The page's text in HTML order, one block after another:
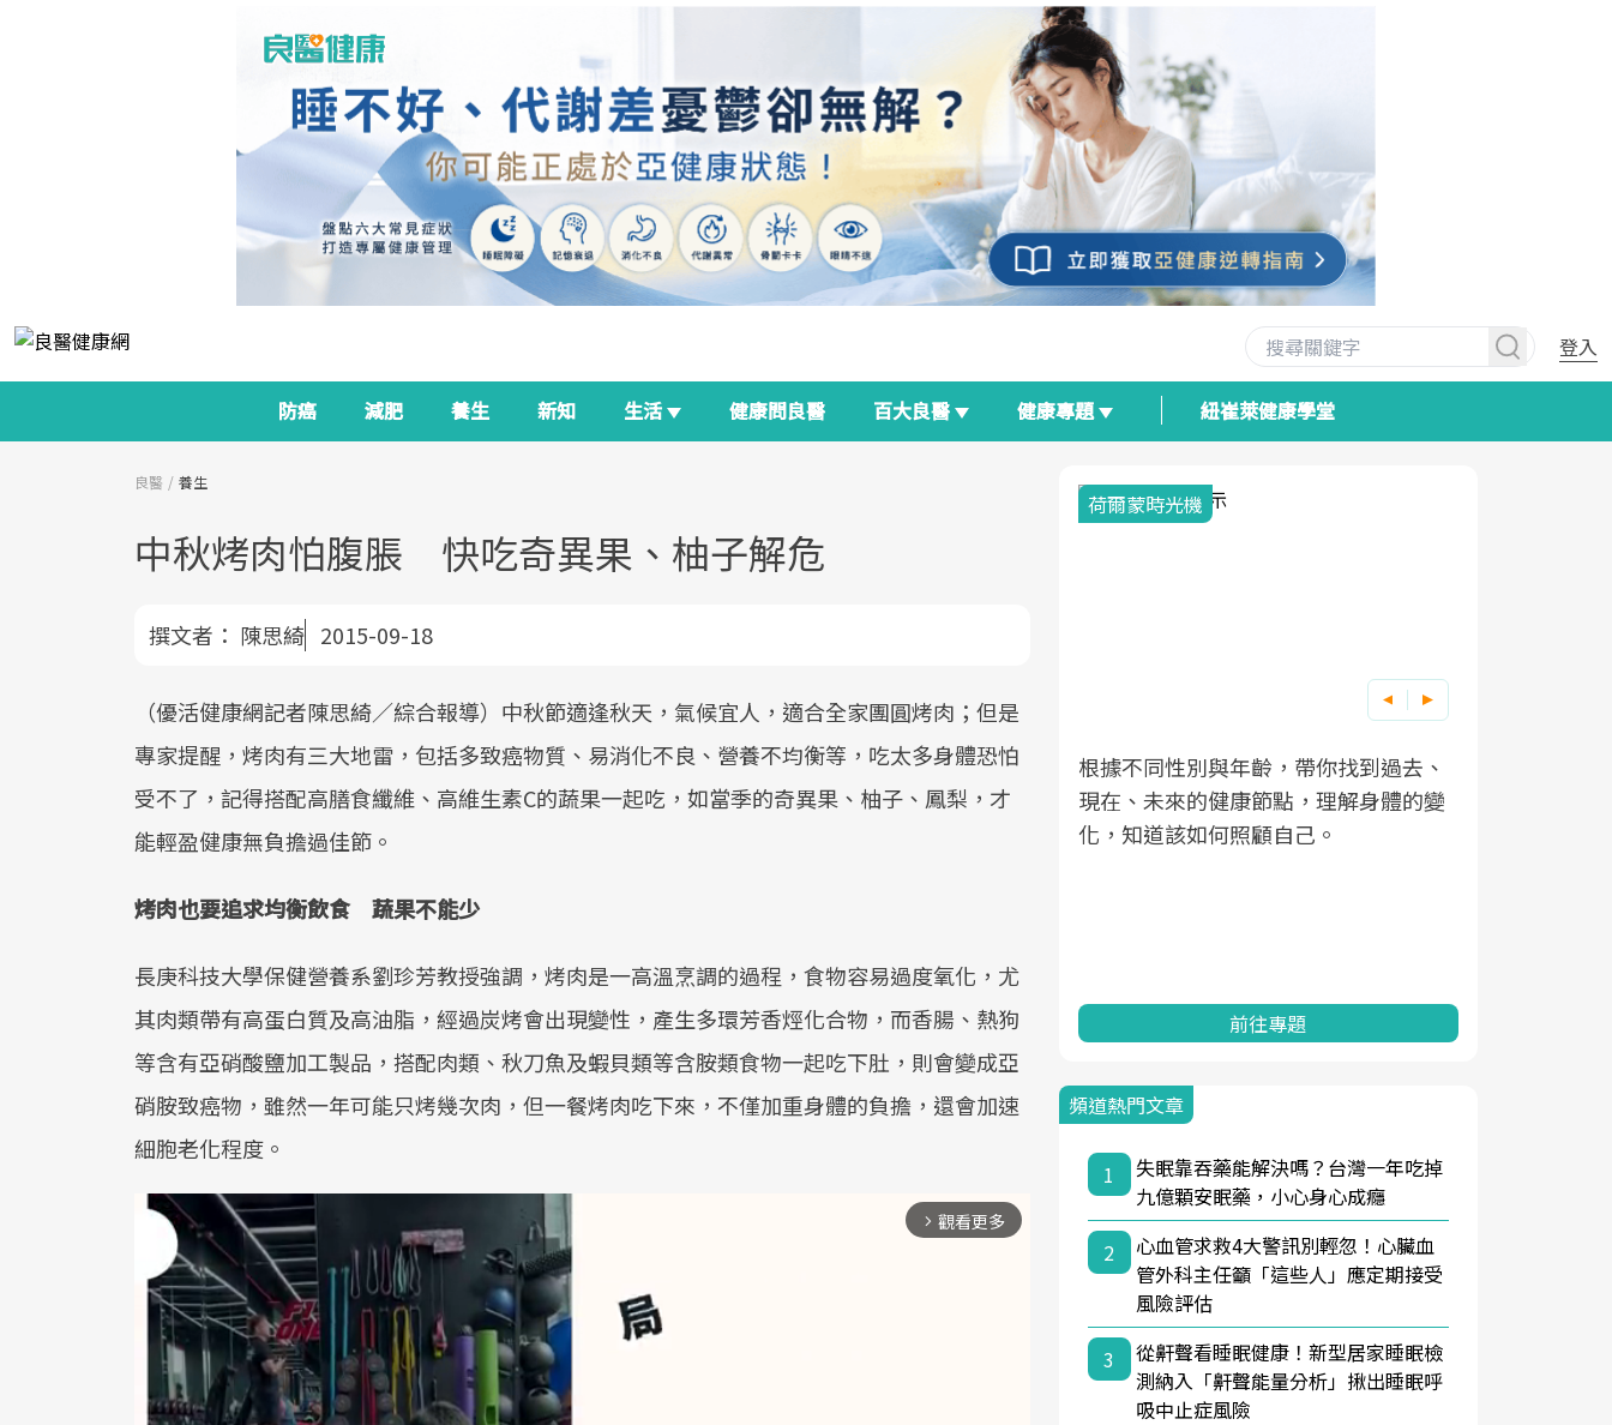
登入
防癌 減肥 養生 新知 生活 健康問良醫 百大良醫 健康專題 紐崔萊健康學堂
良醫 養生
中秋烤肉怕腹脹 快吃奇異果、柚子解危
撰文者： 陳思綺 2015-09-18
（優活健康網記者陳思綺／綜合報導）中秋節適逢秋天，氣候宜人，適合全家團圓烤肉；但是
專家提醒，烤肉有三大地雷，包括多致癌物質、易消化不良、營養不均衡等，吃太多身體恐怕
受不了，記得搭配高膳食纖維、高維生素C的蔬果一起吃，如當季的奇異果、柚子、鳳梨，才
能輕盈健康無負擔過佳節。
烤肉也要追求均衡飲食 蔬果不能少
長庚科技大學保健營養系劉珍芳教授強調，烤肉是一高溫烹調的過程，食物容易過度氧化，尤
其肉類帶有高蛋白質及高油脂，經過炭烤會出現變性，產生多環芳香烴化合物，而香腸、熱狗
等含有亞硝酸鹽加工製品，搭配肉類、秋刀魚及蝦貝類等含胺類食物一起吃下肚，則會變成亞
硝胺致癌物，雖然一年可能只烤幾次肉，但一餐烤肉吃下來，不僅加重身體的負擔，還會加速
細胞老化程度。
arrow_forward_ios 觀看更多
面對超高齡社會的浪潮，台灣正在快速
邁向「健康照護」的新時代。隨著國家
狀況、啟動健康管理的重要起點。
前往專題
2025年，就到良醫生活祭體驗「一站式
健康新生活」，從講座、體驗到運動，
前往專題
良醫健康網從「換季的身體變化」出
發，透過醫學觀點與日常感受的對話，
前往專題
荷爾蒙時光機
根據不同性別與年齡，帶你找到過去、
現在、未來的健康節點，理解身體的變
化，知道該如何照顧自己。
前往專題
頻道熱門文章
1
失眠靠吞藥能解決嗎？台灣一年吃掉
九億顆安眠藥，小心身心成癮
2
心血管求救4大警訊別輕忽！心臟血
管外科主任籲「這些人」應定期接受
風險評估
3
從鼾聲看睡眠健康！新型居家睡眠檢
測納入「鼾聲能量分析」揪出睡眠呼
吸中止症風險